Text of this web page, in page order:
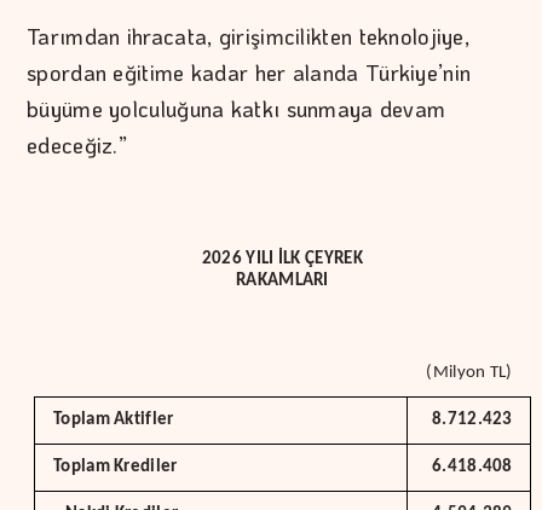
Tarımdan ihracata, girişimcilikten teknolojiye,
spordan eğitime kadar her alanda Türkiye’nin
büyüme yolculuğuna katkı sunmaya devam
edeceğiz.”
2026 YILI İLK ÇEYREK
RAKAMLARI
(Milyon TL)
Toplam Aktifler 8.712.423
Toplam Krediler 6.418.408